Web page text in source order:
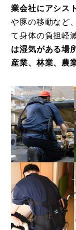
業会社にアシス
や豚の移動など
て身体の負担軽
は湿気がある場
産業、林業、農